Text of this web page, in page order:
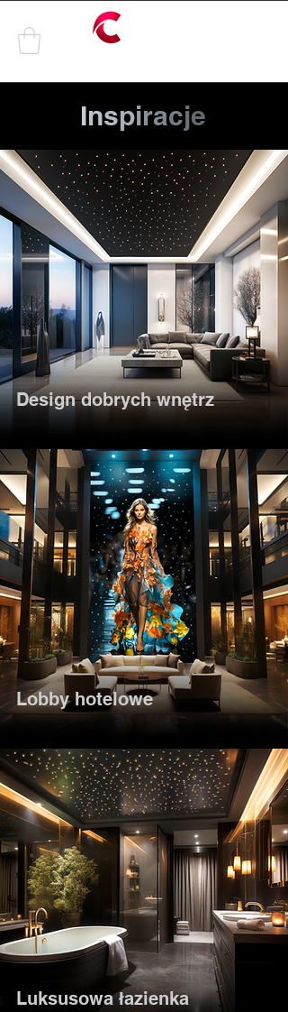
Inspiracje
Design dobrych wnętrz
Lobby hotelowe
Luksusowa łazienka